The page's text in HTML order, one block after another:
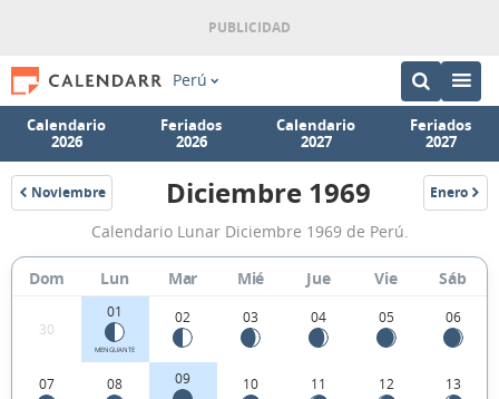
Perú
Calendario
2026
Feriados
2026
Calendario
2027
Feriados
2027
Noviembre
1969
Calendario
Lunar
Diciembre
1969
Perú.
Diciembre 1969 Enero
1970
Calendario Lunar Diciembre 1969 de Perú.
Dom Lun Mar Mié Jue Vie Sáb
30
01
MENGUANTE
02 03 04 05 06
07 08 09 10 11 12 13